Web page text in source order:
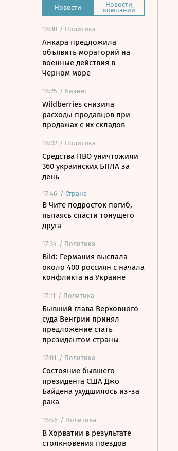
Новости Новости
компаний
18:30 / Политика
Анкара предложила
объявить мораторий на
военные действия в
Черном море
18:25 / Бизнес
Wildberries снизила
расходы продавцов при
продажах с их складов
18:02 / Политика
Средства ПВО уничтожили
360 украинских БПЛА за
день
17:46 / Страна
В Чите подросток погиб,
пытаясь спасти тонущего
друга
17:34 / Политика
Bild: Германия выслала
около 400 россиян с начала
конфликта на Украине
17:11 / Политика
Бывший глава Верховного
суда Венгрии принял
предложение стать
президентом страны
17:01 / Политика
Состояние бывшего
президента США Джо
Байдена ухудшилось из-за
рака
16:46 / Политика
В Хорватии в результате
столкновения поездов